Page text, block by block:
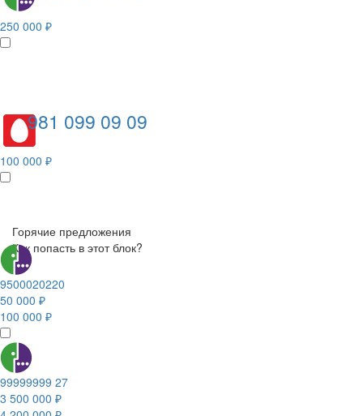
250 000 ₽
981 099 09 09
100 000 ₽
Горячие предложения
Как попасть в этот блок?
9500020220
50 000 ₽
100 000 ₽
99999999 27
3 500 000 ₽